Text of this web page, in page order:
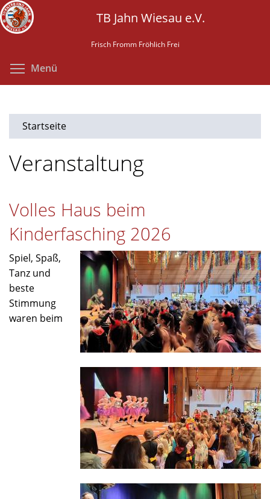
Direkt
zum
Inhalt
TB Jahn Wiesau e.V.
Frisch Fromm Fröhlich Frei
Menü
Startseite
Veranstaltung
Volles Haus beim
Kinderfasching 2026
Spiel, Spaß,
Tanz und
beste
Stimmung
waren beim